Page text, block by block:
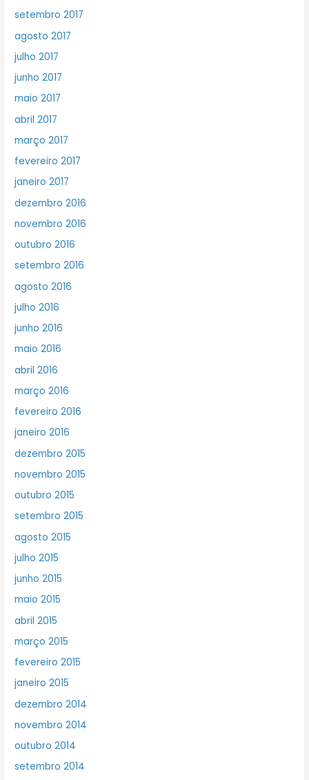
setembro 2017
agosto 2017
julho 2017
junho 2017
maio 2017
abril 2017
março 2017
fevereiro 2017
janeiro 2017
dezembro 2016
novembro 2016
outubro 2016
setembro 2016
agosto 2016
julho 2016
junho 2016
maio 2016
abril 2016
março 2016
fevereiro 2016
janeiro 2016
dezembro 2015
novembro 2015
outubro 2015
setembro 2015
agosto 2015
julho 2015
junho 2015
maio 2015
abril 2015
março 2015
fevereiro 2015
janeiro 2015
dezembro 2014
novembro 2014
outubro 2014
setembro 2014